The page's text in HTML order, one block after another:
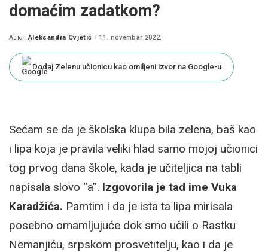
domaćim zadatkom?
Posted
Autor: Aleksandra Cvjetić 11. novembar 2022.
Dodaj Zelenu učionicu kao omiljeni izvor na Google-u
Sećam se da je školska klupa bila zelena, baš kao
i lipa koja je pravila veliki hlad samo mojoj učionici
tog prvog dana škole, kada je učiteljica na tabli
napisala slovo “a”. Izgovorila je tad ime Vuka
Karadžića. Pamtim i da je ista ta lipa mirisala
posebno omamljujuće dok smo učili o Rastku
Nemanjiću, srpskom prosvetitelju, kao i da je